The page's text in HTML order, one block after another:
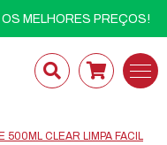
MELHORES PREÇOS!
500ML CLEAR LIMPA FACIL